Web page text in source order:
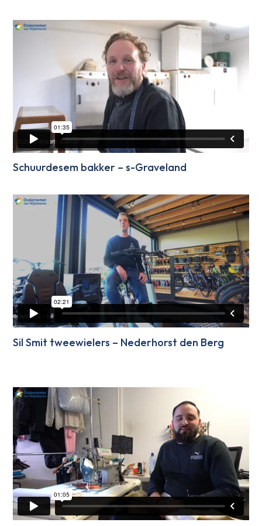
Schuurdesem bakker – s-Graveland
Sil Smit tweewielers – Nederhorst den Berg